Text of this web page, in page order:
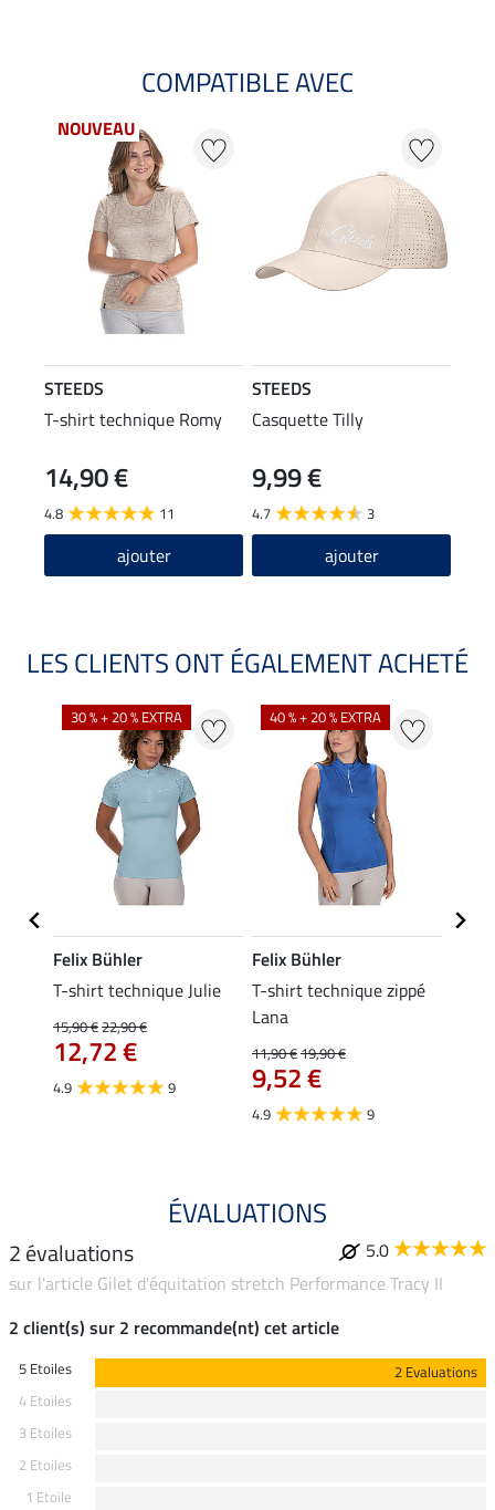
COMPATIBLE AVEC
NOUVEAU
STEEDS
T-shirt technique Romy
14,90 €
4.8 11
ajouter
STEEDS
Casquette Tilly
9,99 €
4.7 3
ajouter
LES CLIENTS ONT ÉGALEMENT ACHETÉ
30 % + 20 % EXTRA
Felix Bühler
T-shirt technique Julie
15,90 €22,90 €
12,72 €
4.9 9
40 % + 20 % EXTRA
Felix Bühler
T-shirt technique zippé
Lana
11,90 €19,90 €
9,52 €
4.9 9
ÉVALUATIONS
2 évaluations
5.0
sur l'article Gilet d'équitation stretch Performance Tracy II
2 client(s) sur 2 recommande(nt) cet article
5 Etoiles
2 Evaluations
4 Etoiles
3 Etoiles
2 Etoiles
1 Etoile